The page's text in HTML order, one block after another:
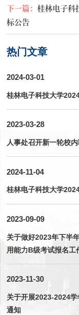
下一篇：桂林电子科
标公告
热门文章
2024-03-01
桂林电子科技大学
2023-03-28
人事处召开新一轮校
2024-11-04
桂林电子科技大学
2023-09-09
关于做好2023年下半
用能力B级考试报名工
2023-11-30
关于开展2023-2024
通知